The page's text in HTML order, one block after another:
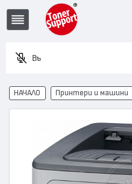
Въведе
НАЧАЛО Принтери и машини